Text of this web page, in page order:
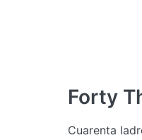
Forty
Cuarenta